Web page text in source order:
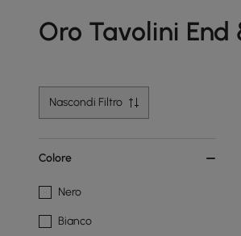
Oro Tavolini End
Nascondi Filtro
Colore
Nero
Bianco